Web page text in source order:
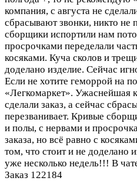
компания, с августа не
сбрасывают звонки, никто не
сборщики испортили нам
просрочками переделали
косяками. Куча сколов и
доделано изделие. Сейчас
Если не хотите геморрой на
«Легкомаркет». Ужаснейшая
сделали заказ, а сейчас
перезванивает. Кривые
и полы, с нервами и
заказа, но всё равно с
том, что стоит и не доделано
уже несколько недель!!! В
Заказ 122184